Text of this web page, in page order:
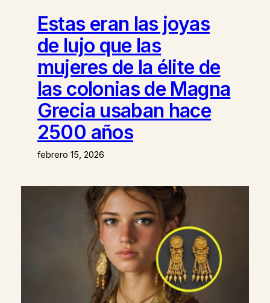
Estas eran las joyas
de lujo que las
mujeres de la élite de
las colonias de Magna
Grecia usaban hace
2500 años
febrero 15, 2026